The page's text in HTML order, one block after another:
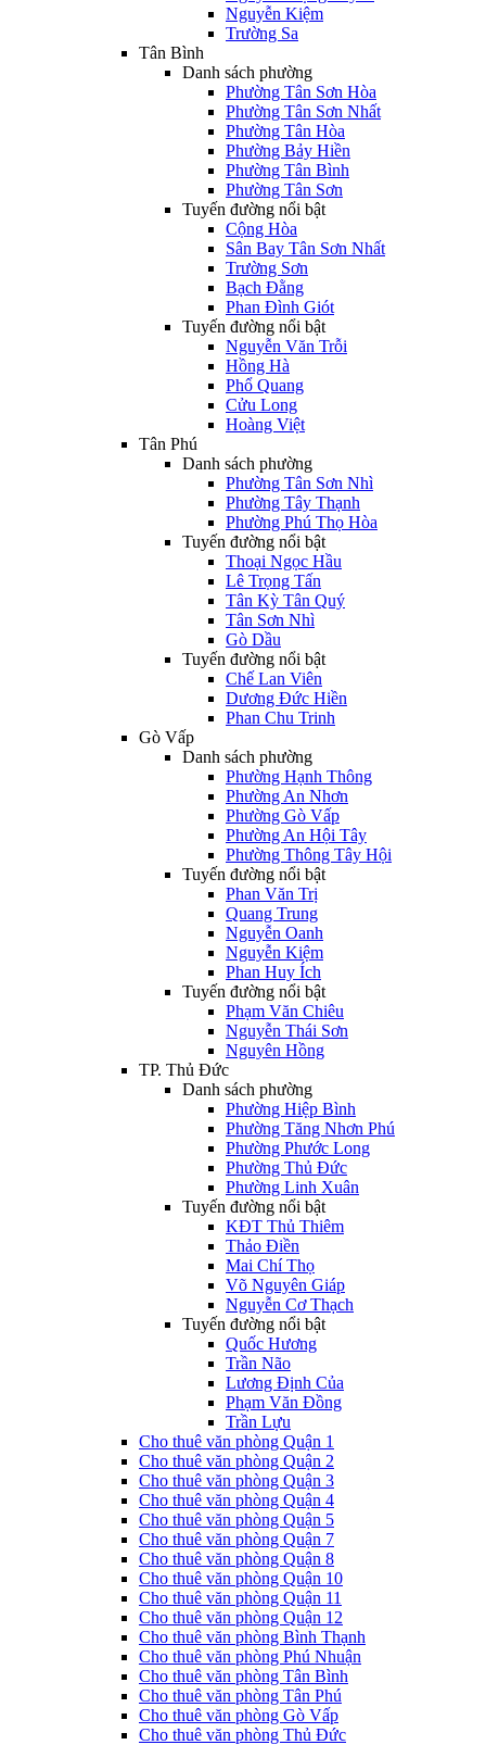
Nguyễn Kiệm
Trường Sa
Tân Bình
Danh sách phường
Phường Tân Sơn Hòa
Phường Tân Sơn Nhất
Phường Tân Hòa
Phường Bảy Hiền
Phường Tân Bình
Phường Tân Sơn
Tuyến đường nổi bật
Cộng Hòa
Sân Bay Tân Sơn Nhất
Trường Sơn
Bạch Đằng
Phan Đình Giót
Tuyến đường nổi bật
Nguyễn Văn Trỗi
Hồng Hà
Phổ Quang
Cửu Long
Hoàng Việt
Tân Phú
Danh sách phường
Phường Tân Sơn Nhì
Phường Tây Thạnh
Phường Phú Thọ Hòa
Tuyến đường nổi bật
Thoại Ngọc Hầu
Lê Trọng Tấn
Tân Kỳ Tân Quý
Tân Sơn Nhì
Gò Dầu
Tuyến đường nổi bật
Chế Lan Viên
Dương Đức Hiền
Phan Chu Trinh
Gò Vấp
Danh sách phường
Phường Hạnh Thông
Phường An Nhơn
Phường Gò Vấp
Phường An Hội Tây
Phường Thông Tây Hội
Tuyến đường nổi bật
Phan Văn Trị
Quang Trung
Nguyễn Oanh
Nguyễn Kiệm
Phan Huy Ích
Tuyến đường nổi bật
Phạm Văn Chiêu
Nguyễn Thái Sơn
Nguyên Hồng
TP. Thủ Đức
Danh sách phường
Phường Hiệp Bình
Phường Tăng Nhơn Phú
Phường Phước Long
Phường Thủ Đức
Phường Linh Xuân
Tuyến đường nổi bật
KĐT Thủ Thiêm
Thảo Điền
Mai Chí Thọ
Võ Nguyên Giáp
Nguyễn Cơ Thạch
Tuyến đường nổi bật
Quốc Hương
Trần Não
Lương Định Của
Phạm Văn Đồng
Trần Lựu
Cho thuê văn phòng Quận 1
Cho thuê văn phòng Quận 2
Cho thuê văn phòng Quận 3
Cho thuê văn phòng Quận 4
Cho thuê văn phòng Quận 5
Cho thuê văn phòng Quận 7
Cho thuê văn phòng Quận 8
Cho thuê văn phòng Quận 10
Cho thuê văn phòng Quận 11
Cho thuê văn phòng Quận 12
Cho thuê văn phòng Bình Thạnh
Cho thuê văn phòng Phú Nhuận
Cho thuê văn phòng Tân Bình
Cho thuê văn phòng Tân Phú
Cho thuê văn phòng Gò Vấp
Cho thuê văn phòng Thủ Đức